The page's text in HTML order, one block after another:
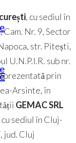
, cu sediul în
Nr. 9, Sector
str. Pitești,
U.N.P.I.R. sub nr.
prin
Arsinte, în
GEMACSRL
cu sediul în Cluj-
jud. Cluj